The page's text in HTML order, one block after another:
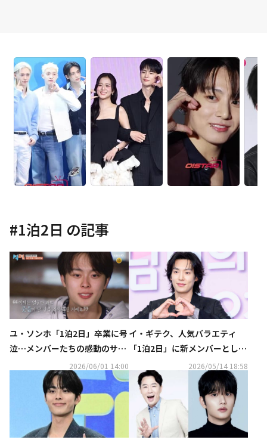
#1泊2日 の記事
ユ・ソンホ「1泊2日」卒業に号
泣…メンバーたちの感動のサプ
ライズも（動画あり）2026/06/01 14:00
イ・ギテク、人気バラエティ
「1泊2日」に新メンバーとして
2026/05/14 18:58